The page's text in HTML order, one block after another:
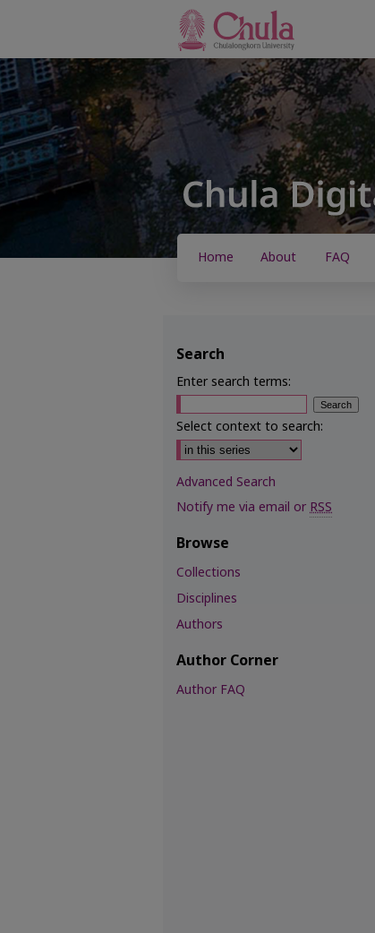
Home About FAQ
Search
Enter search terms:
Select context to search:
Advanced Search
Notify me via email orRSS
Browse
Collections
Disciplines
Authors
Author Corner
Author FAQ